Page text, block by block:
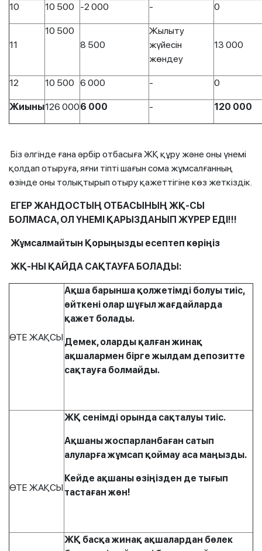
10 10 500 -2 000 - 0
11
10 500
8 500
Жылыту
жүйесін
жөндеу
13 000
12 10 500 6 000 - 0
Жиыны126 0006 000 - 120 000
Біз әлгінде ғана әрбір отбасыға ЖҚ құру және оны үнемі
қолдап отыруға, яғни тіпті шағын сома жұмсалғанның
өзінде оны толықтырып отыру қажеттігіне көз жеткіздік.
ЕГЕР ЖАНДОСТЫҢ ОТБАСЫНЫҢ ЖҚ-СЫ
БОЛМАСА, ОЛ ҮНЕМІ ҚАРЫЗДАНЫП ЖҮРЕР ЕДІ!!!
Жұмсалмайтын Қорыңызды есептеп көріңіз
ЖҚ-НЫ ҚАЙДА САҚТАУҒА БОЛАДЫ:
ӨТЕ ЖАҚСЫ
Ақша барынша қолжетімді болуы тиіс,
өйткені олар шұғыл жағдайларда
қажет болады.
Демек, оларды қалған жинақ
ақшалармен бірге жылдам депозитте
сақтауға болмайды.
ӨТЕ ЖАҚСЫ
ЖҚ сенімді орында сақталуы тиіс.
Ақшаны жоспарланбаған сатып
алуларға жұмсап қоймау аса маңызды.
Кейде ақшаны өзіңізден де тығып
тастаған жөн!
ЖҚ басқа жинақ ақшалардан бөлек